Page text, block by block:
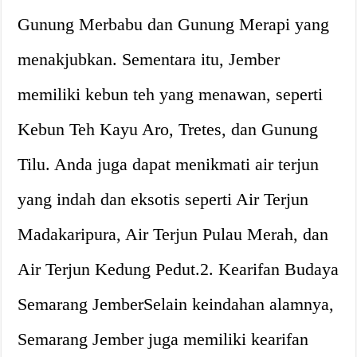
Gunung Merbabu dan Gunung Merapi yang
menakjubkan. Sementara itu, Jember
memiliki kebun teh yang menawan, seperti
Kebun Teh Kayu Aro, Tretes, dan Gunung
Tilu. Anda juga dapat menikmati air terjun
yang indah dan eksotis seperti Air Terjun
Madakaripura, Air Terjun Pulau Merah, dan
Air Terjun Kedung Pedut.2. Kearifan Budaya
Semarang JemberSelain keindahan alamnya,
Semarang Jember juga memiliki kearifan